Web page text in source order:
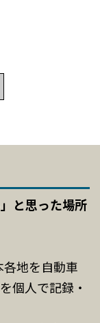
と思った場所
地を自動車
個人で記録・